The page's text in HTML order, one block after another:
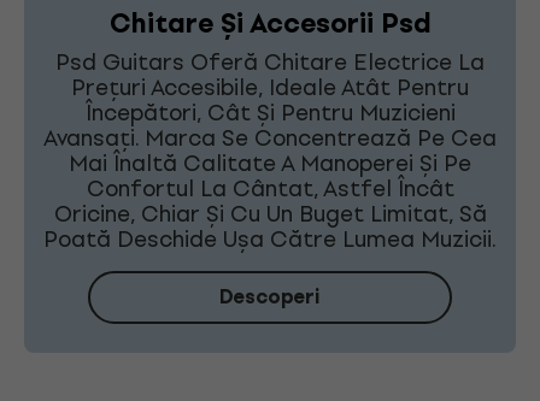
Chitare Și Accesorii Psd
Psd Guitars Oferă Chitare Electrice La
Prețuri Accesibile, Ideale Atât Pentru
Începători, Cât Și Pentru Muzicieni
Avansați. Marca Se Concentrează Pe Cea
Mai Înaltă Calitate A Manoperei Și Pe
Confortul La Cântat, Astfel Încât
Oricine, Chiar Și Cu Un Buget Limitat, Să
Poată Deschide Ușa Către Lumea Muzicii.
Descoperi